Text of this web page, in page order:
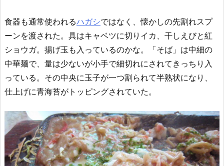
食器も通常使われるハガシではなく、懐かしの先割れスプ
ーンを渡された。具はキャベツに切りイカ、干しえびと紅
ショウガ。揚げ玉も入っているのかな。「そば」は中細の
中華麺で、量は少ないが小手で細切れにされてきっちり入
っている。その中央に玉子が一つ割られて半熟状になり、
仕上げに青海苔がトッピングされていた。